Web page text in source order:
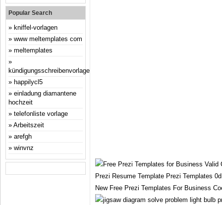
New Free Prezi Templates For Business
Popular Search
kniffel-vorlagen
www meltemplates com
meltemplates
kündigungsschreibenvorlage
happilycl5
einladung diamantene
hochzeit
telefonliste vorlage
Arbeitszeit
arefgh
winvnz